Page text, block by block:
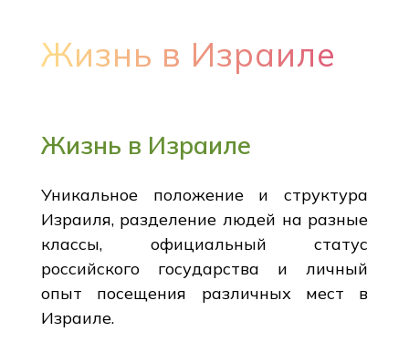
Жизнь в Израиле
Жизнь в Израиле
Уникальное положение и структура
Израиля, разделение людей на разные
классы, официальный статус
российского государства и личный
опыт посещения различных мест в
Израиле.